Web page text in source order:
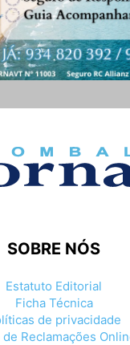
SOBRE NÓS
Estatuto Editorial
Ficha Técnica
de privacidade
de Reclamações